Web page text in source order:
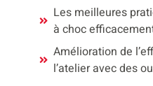
Les meilleures
à choc
Amélioration de
l’atelier avec des